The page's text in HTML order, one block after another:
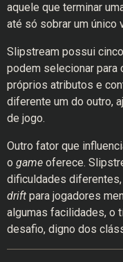
aquele que terminar
até só sobrar um único
Slipstream possui
podem selecionar para
próprios atributos e
diferente um do outro,
de jogo.
Outro fator que
o game oferece.
dificuldades
drift para jogadores
algumas facilidades, o
desafio, digno dos